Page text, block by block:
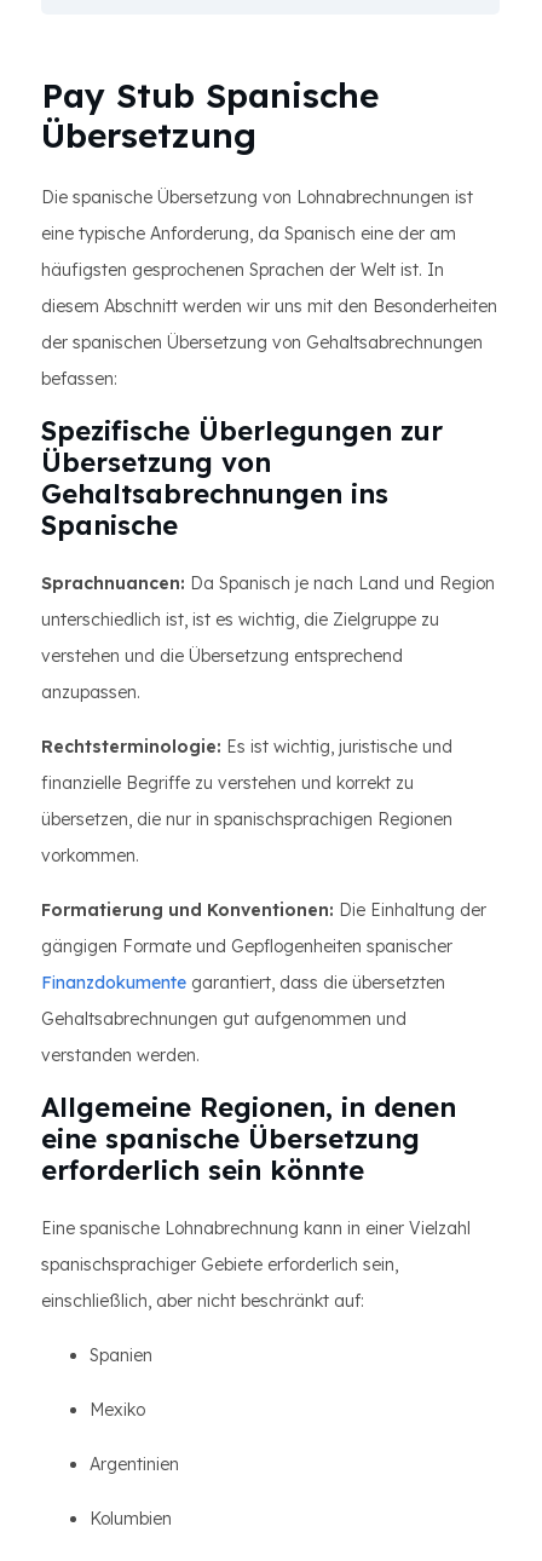
Pay Stub Spanische
Übersetzung
Die spanische Übersetzung von Lohnabrechnungen ist
eine typische Anforderung, da Spanisch eine der am
häufigsten gesprochenen Sprachen der Welt ist. In
diesem Abschnitt werden wir uns mit den Besonderheiten
der spanischen Übersetzung von Gehaltsabrechnungen
befassen:
Spezifische Überlegungen zur
Übersetzung von
Gehaltsabrechnungen ins
Spanische
Sprachnuancen: Da Spanisch je nach Land und Region
unterschiedlich ist, ist es wichtig, die Zielgruppe zu
verstehen und die Übersetzung entsprechend
anzupassen.
Rechtsterminologie: Es ist wichtig, juristische und
finanzielle Begriffe zu verstehen und korrekt zu
übersetzen, die nur in spanischsprachigen Regionen
vorkommen.
Formatierung und Konventionen: Die Einhaltung der
gängigen Formate und Gepflogenheiten spanischer
Finanzdokumente garantiert, dass die übersetzten
Gehaltsabrechnungen gut aufgenommen und
verstanden werden.
Allgemeine Regionen, in denen
eine spanische Übersetzung
erforderlich sein könnte
Eine spanische Lohnabrechnung kann in einer Vielzahl
spanischsprachiger Gebiete erforderlich sein,
einschließlich, aber nicht beschränkt auf:
Spanien
Mexiko
Argentinien
Kolumbien